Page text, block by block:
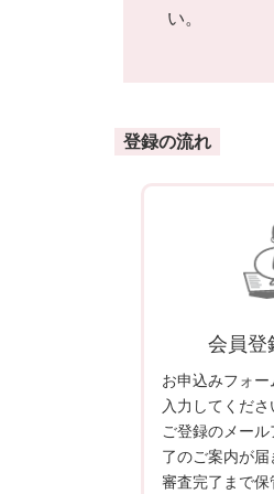
い。
登録の流れ
会員登
お申込みフォ
入力してくださ
ご登録のメー
了のご案内が届
審査完了まで保